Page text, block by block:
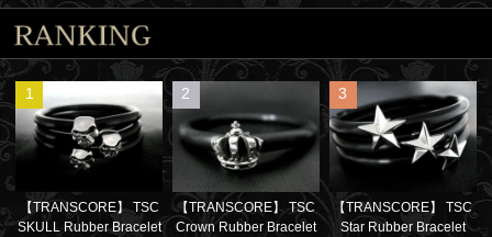
1
【TRANSCORE】 TSC
SKULL Rubber Bracelet
2
【TRANSCORE】 TSC
Crown Rubber Bracelet
3
【TRANSCORE】 TSC
Star Rubber Bracelet